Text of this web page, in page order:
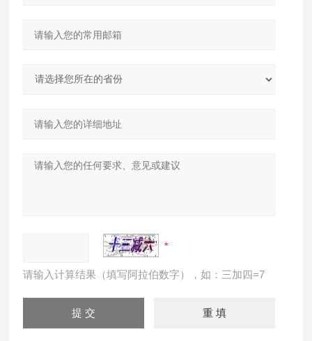
请输入计算结果（填写阿拉伯数字），如：三加四=7